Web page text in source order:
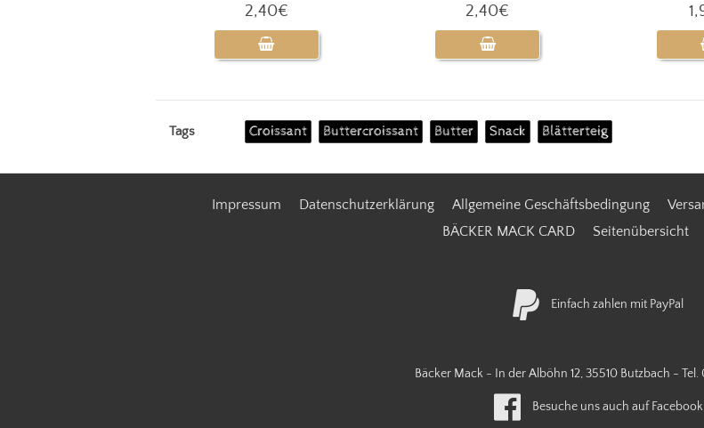
2,40€ 2,40€
Tags Croissant Buttercroissant Butter Snack Blätterteig
Impressum Datenschutzerklärung Allgemeine Geschäftsbedingung
BÄCKER MACK CARD
Seitenübersicht
Einfach zahlen mit PayPal
Bäcker Mack - In der Alböhn 12, 35510 Butzbach - Tel.
Besuche uns auch auf Facebook